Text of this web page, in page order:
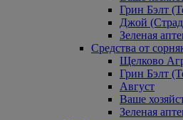
Грин Бэлт
Джой
Зеленая
Средства от
Щелково
Грин Бэлт
Август
Ваше
Зеленая